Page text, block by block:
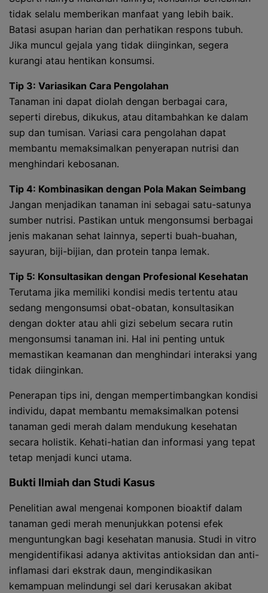
tidak selalu memberikan manfaat yang lebih baik.
Batasi asupan harian dan perhatikan respons tubuh.
Jika muncul gejala yang tidak diinginkan, segera
kurangi atau hentikan konsumsi.
Tip 3: Variasikan Cara Pengolahan
Tanaman ini dapat diolah dengan berbagai cara,
seperti direbus, dikukus, atau ditambahkan ke dalam
sup dan tumisan. Variasi cara pengolahan dapat
membantu memaksimalkan penyerapan nutrisi dan
menghindari kebosanan.
Tip 4: Kombinasikan dengan Pola Makan Seimbang
Jangan menjadikan tanaman ini sebagai satu-satunya
sumber nutrisi. Pastikan untuk mengonsumsi berbagai
jenis makanan sehat lainnya, seperti buah-buahan,
sayuran, biji-bijian, dan protein tanpa lemak.
Tip 5: Konsultasikan dengan Profesional Kesehatan
Terutama jika memiliki kondisi medis tertentu atau
sedang mengonsumsi obat-obatan, konsultasikan
dengan dokter atau ahli gizi sebelum secara rutin
mengonsumsi tanaman ini. Hal ini penting untuk
memastikan keamanan dan menghindari interaksi yang
tidak diinginkan.
Penerapan tips ini, dengan mempertimbangkan kondisi
individu, dapat membantu memaksimalkan potensi
tanaman gedi merah dalam mendukung kesehatan
secara holistik. Kehati-hatian dan informasi yang tepat
tetap menjadi kunci utama.
Bukti Ilmiah dan Studi Kasus
Penelitian awal mengenai komponen bioaktif dalam
tanaman gedi merah menunjukkan potensi efek
menguntungkan bagi kesehatan manusia. Studi in vitro
mengidentifikasi adanya aktivitas antioksidan dan anti-
inflamasi dari ekstrak daun, mengindikasikan
kemampuan melindungi sel dari kerusakan akibat